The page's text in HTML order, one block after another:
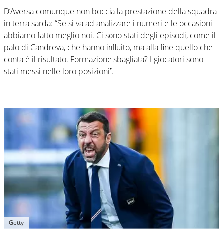
D’Aversa comunque non boccia la prestazione della squadra
in terra sarda: “Se si va ad analizzare i numeri e le occasioni
abbiamo fatto meglio noi. Ci sono stati degli episodi, come il
palo di Candreva, che hanno influito, ma alla fine quello che
conta è il risultato. Formazione sbagliata? I giocatori sono
stati messi nelle loro posizioni”.
Getty